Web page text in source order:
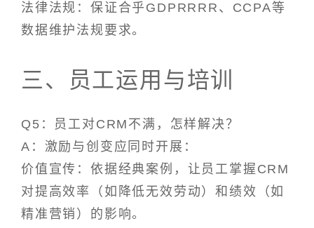
法律法规：保证合乎GDPRRRR、CCPA等
数据维护法规要求。
三、员工运用与培训
Q5：员工对CRM不满，怎样解决？
A：激励与创变应同时开展：
价值宣传：依据经典案例，让员工掌握CRM
对提高效率（如降低无效劳动）和绩效（如
精准营销）的影响。